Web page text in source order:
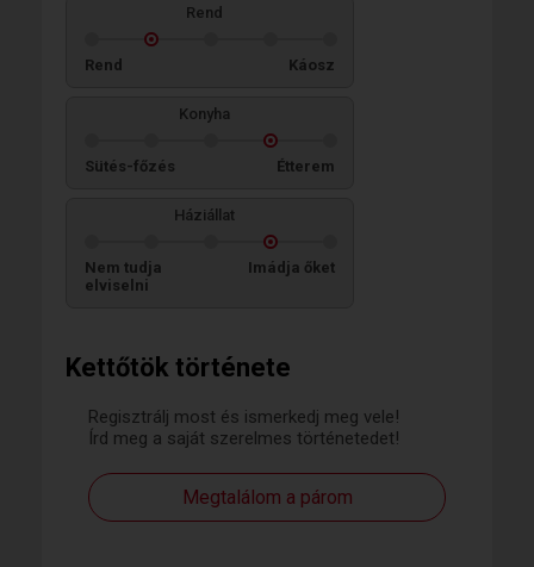
Kettőtök története
Regisztrálj most és ismerkedj meg vele!
Írd meg a saját szerelmes történetedet!
Megtalálom a párom
Rend
Rend Káosz
Konyha
Sütés-főzés Étterem
Háziállat
Nem tudja
elviselni
Imádja őket